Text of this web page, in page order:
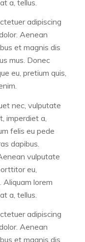
a, tellus.
adipiscing
Aenean
et magnis dis
mus. Donec
eu, pretium quis,
nec, vulputate
imperdiet a,
felis eu pede
dapibus.
vulputate
eu,
lorem
a, tellus.
adipiscing
Aenean
et magnis dis